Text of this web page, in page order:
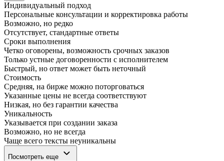
Индивидуальный подход
Персональные консультации и корректировка работы
Возможно, но редко
Отсутствует, стандартные ответы
Сроки выполнения
Четко оговорены, возможность срочных заказов
Только устные договоренности с исполнителем
Быстрый, но ответ может быть неточный
Стоимость
Средняя, на бирже можно поторговаться
Указанные цены не всегда соответствуют
Низкая, но без гарантии качества
Уникальность
Указывается при создании заказа
Возможно, но не всегда
Чаще всего тексты неуникальны
Посмотреть еще